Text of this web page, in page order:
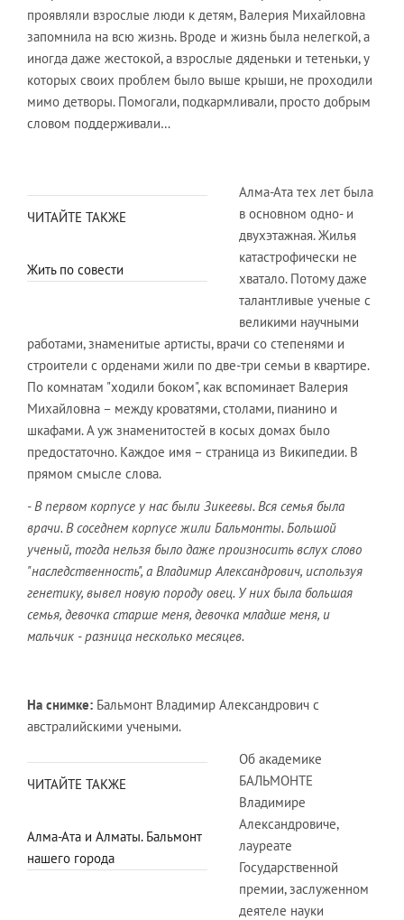
проявляли взрослые люди к детям, Валерия Михайловна
запомнила на всю жизнь. Вроде и жизнь была нелегкой, а
иногда даже жестокой, а взрослые дяденьки и тетеньки, у
которых своих проблем было выше крыши, не проходили
мимо детворы. Помогали, подкармливали, просто добрым
словом поддерживали…
ЧИТАЙТЕ ТАКЖЕ
Жить по совести
Алма-Ата тех лет была
в основном одно- и
двухэтажная. Жилья
катастрофически не
хватало. Потому даже
талантливые ученые с
великими научными
работами, знаменитые артисты, врачи со степенями и
строители с орденами жили по две-три семьи в квартире.
По комнатам "ходили боком", как вспоминает Валерия
Михайловна – между кроватями, столами, пианино и
шкафами. А уж знаменитостей в косых домах было
предостаточно. Каждое имя – страница из Википедии. В
прямом смысле слова.
- В первом корпусе у нас были Зикеевы. Вся семья была
врачи. В соседнем корпусе жили Бальмонты. Большой
ученый, тогда нельзя было даже произносить вслух слово
"наследственность", а Владимир Александрович, используя
генетику, вывел новую породу овец. У них была большая
семья, девочка старше меня, девочка младше меня, и
мальчик - разница несколько месяцев.
На снимке: Бальмонт Владимир Александрович с
австралийскими учеными.
ЧИТАЙТЕ ТАКЖЕ
Алма-Ата и Алматы. Бальмонт
нашего города
Об академике
БАЛЬМОНТЕ
Владимире
Александровиче,
лауреате
Государственной
премии, заслуженном
деятеле науки